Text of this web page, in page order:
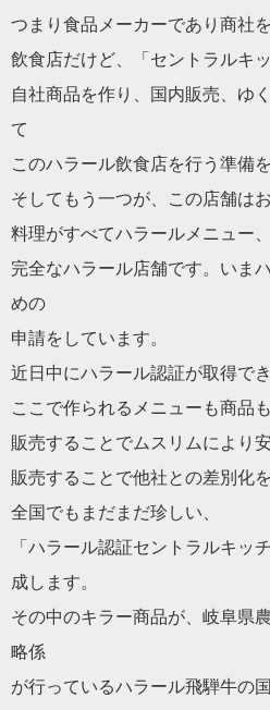
つまり食品メーカーであり商社
飲食店だけど、「セントラルキ
自社商品を作り、国内販売、ゆ
て
このハラール飲食店を行う準備
そしてもう一つが、この店舗は
料理がすべてハラールメニュー
完全なハラール店舗です。いま
めの
申請をしています。
近日中にハラール認証が取得で
ここで作られるメニューも商品
販売することでムスリムにより
販売することで他社との差別化
全国でもまだまだ珍しい、
「ハラール認証セントラルキッ
成します。
その中のキラー商品が、岐阜県
略係
が行っているハラール飛騨牛の